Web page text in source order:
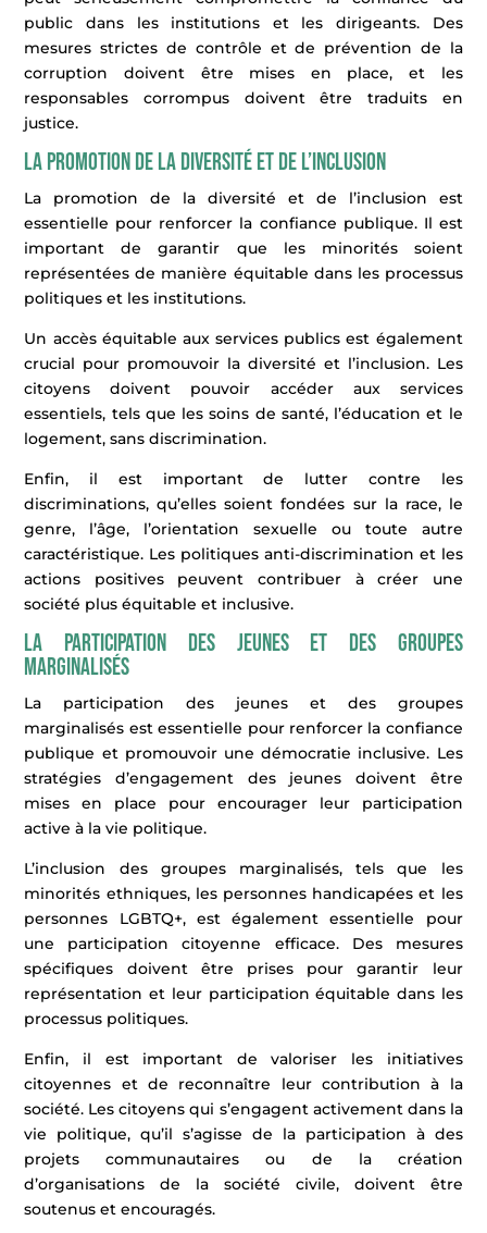
public dans les institutions et les dirigeants. Des
mesures strictes de contrôle et de prévention de la
corruption doivent être mises en place, et les
responsables corrompus doivent être traduits en
justice.
La promotion de la diversité et de l’inclusion
La promotion de la diversité et de l’inclusion est
essentielle pour renforcer la confiance publique. Il est
important de garantir que les minorités soient
représentées de manière équitable dans les processus
politiques et les institutions.
Un accès équitable aux services publics est également
crucial pour promouvoir la diversité et l’inclusion. Les
citoyens doivent pouvoir accéder aux services
essentiels, tels que les soins de santé, l’éducation et le
logement, sans discrimination.
Enfin, il est important de lutter contre les
discriminations, qu’elles soient fondées sur la race, le
genre, l’âge, l’orientation sexuelle ou toute autre
caractéristique. Les politiques anti-discrimination et les
actions positives peuvent contribuer à créer une
société plus équitable et inclusive.
La participation des jeunes et des groupes
marginalisés
La participation des jeunes et des groupes
marginalisés est essentielle pour renforcer la confiance
publique et promouvoir une démocratie inclusive. Les
stratégies d’engagement des jeunes doivent être
mises en place pour encourager leur participation
active à la vie politique.
L’inclusion des groupes marginalisés, tels que les
minorités ethniques, les personnes handicapées et les
personnes LGBTQ+, est également essentielle pour
une participation citoyenne efficace. Des mesures
spécifiques doivent être prises pour garantir leur
représentation et leur participation équitable dans les
processus politiques.
Enfin, il est important de valoriser les initiatives
citoyennes et de reconnaître leur contribution à la
société. Les citoyens qui s’engagent activement dans la
vie politique, qu’il s’agisse de la participation à des
projets communautaires ou de la création
d’organisations de la société civile, doivent être
soutenus et encouragés.